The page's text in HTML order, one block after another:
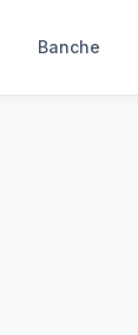
Banche